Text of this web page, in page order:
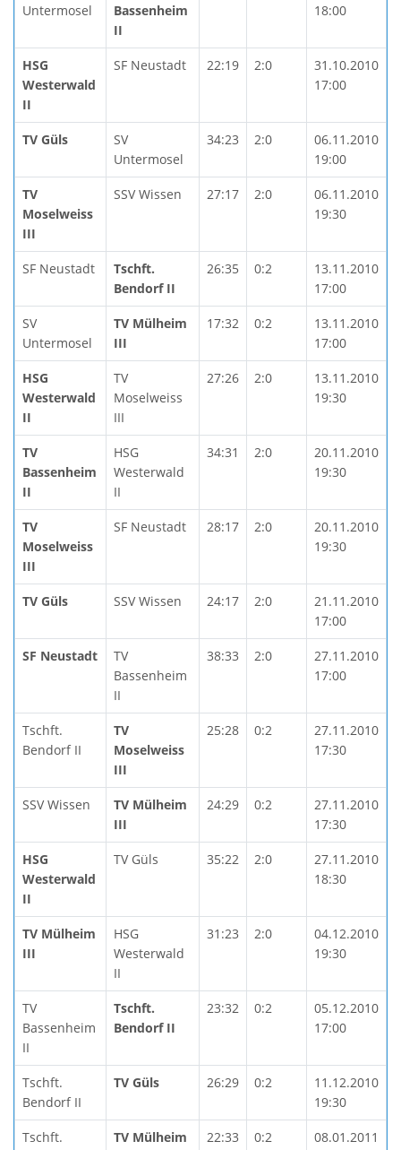
Untermosel
Bassenheim
II
18:00
HSG
Westerwald
II
SF Neustadt 22:19 2:0
31.10.2010
17:00
TV Güls
SV
Untermosel
34:23 2:0
06.11.2010
19:00
TV
Moselweiss
III
SSV Wissen 27:17 2:0
06.11.2010
19:30
SF Neustadt
Tschft.
Bendorf II
26:35 0:2
13.11.2010
17:00
SV
Untermosel
TV Mülheim
III
17:32 0:2
13.11.2010
17:00
HSG
Westerwald
II
TV
Moselweiss
III
27:26 2:0
13.11.2010
19:30
TV
Bassenheim
II
HSG
Westerwald
II
34:31 2:0
20.11.2010
19:30
TV
Moselweiss
III
SF Neustadt 28:17 2:0
20.11.2010
19:30
TV Güls SSV Wissen 24:17 2:0
21.11.2010
17:00
SF Neustadt
TV
Bassenheim
II
38:33 2:0
27.11.2010
17:00
Tschft.
Bendorf II
TV
Moselweiss
III
25:28 0:2
27.11.2010
17:30
SSV Wissen
TV Mülheim
III
24:29 0:2
27.11.2010
17:30
HSG
Westerwald
II
TV Güls 35:22 2:0
27.11.2010
18:30
TV Mülheim
III
HSG
Westerwald
II
31:23 2:0
04.12.2010
19:30
TV
Bassenheim
II
Tschft.
Bendorf II
23:32 0:2
05.12.2010
17:00
Tschft.
Bendorf II
TV Güls 26:29 0:2
11.12.2010
19:30
Tschft.
TV Mülheim
22:33 0:2
08.01.2011